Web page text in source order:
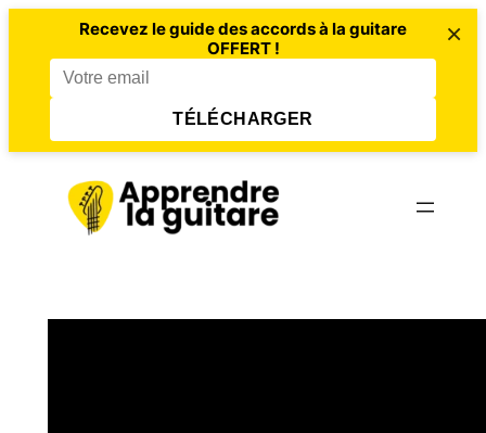
Recevez le guide des accords à la guitare
OFFERT !
TÉLÉCHARGER
×
contenu